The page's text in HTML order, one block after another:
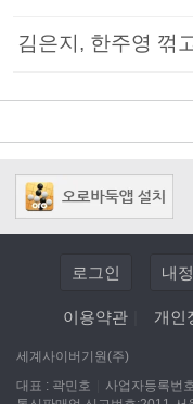
김은지, 한주영 꺾
로그인 내
이용약관 개인
세계사이버기원(주)
대표 : 곽민호
사업자등록번